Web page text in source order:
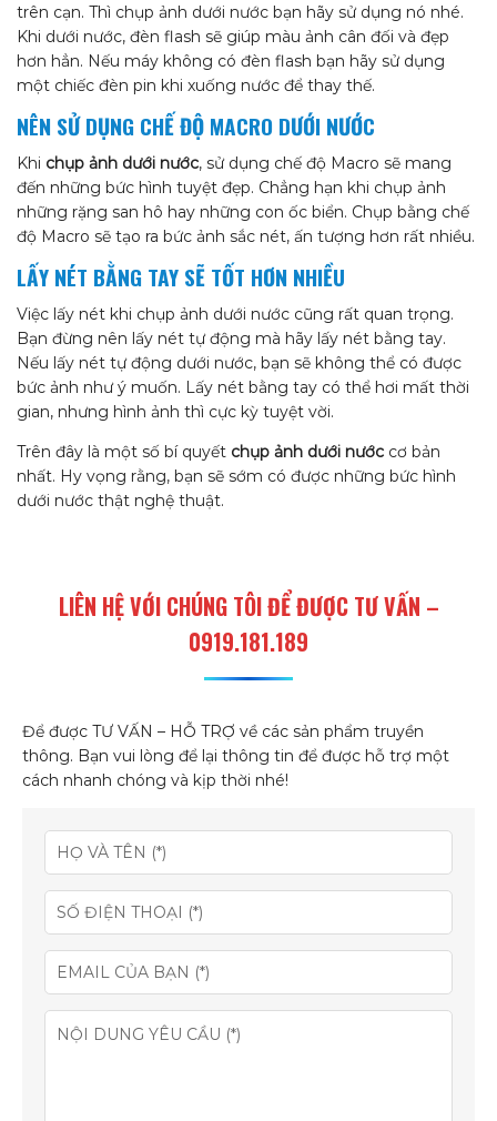
trên cạn. Thì chụp ảnh dưới nước bạn hãy sử dụng nó nhé.
Khi dưới nước, đèn flash sẽ giúp màu ảnh cân đối và đẹp
hơn hẳn. Nếu máy không có đèn flash bạn hãy sử dụng
một chiếc đèn pin khi xuống nước để thay thế.
NÊN SỬ DỤNG CHẾ ĐỘ MACRO DƯỚI NƯỚC
Khi chụp ảnh dưới nước, sử dụng chế độ Macro sẽ mang
đến những bức hình tuyệt đẹp. Chẳng hạn khi chụp ảnh
những rặng san hô hay những con ốc biển. Chụp bằng chế
độ Macro sẽ tạo ra bức ảnh sắc nét, ấn tượng hơn rất nhiều.
LẤY NÉT BẰNG TAY SẼ TỐT HƠN NHIỀU
Việc lấy nét khi chụp ảnh dưới nước cũng rất quan trọng.
Bạn đừng nên lấy nét tự động mà hãy lấy nét bằng tay.
Nếu lấy nét tự động dưới nước, bạn sẽ không thể có được
bức ảnh như ý muốn. Lấy nét bằng tay có thể hơi mất thời
gian, nhưng hình ảnh thì cực kỳ tuyệt vời.
Trên đây là một số bí quyết chụp ảnh dưới nước cơ bản
nhất. Hy vọng rằng, bạn sẽ sớm có được những bức hình
dưới nước thật nghệ thuật.
LIÊN HỆ VỚI CHÚNG TÔI ĐỂ ĐƯỢC TƯ VẤN –
0919.181.189
Để được TƯ VẤN – HỖ TRỢ về các sản phẩm truyền
thông. Bạn vui lòng để lại thông tin để được hỗ trợ một
cách nhanh chóng và kịp thời nhé!